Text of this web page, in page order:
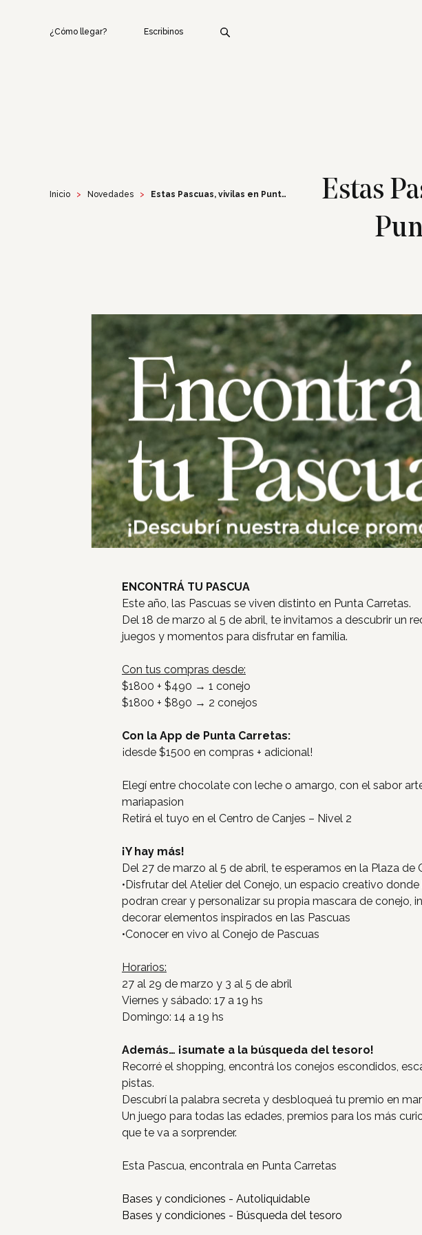
¿Cómo llegar? Escribinos
Inicio Novedades Estas Pascuas, vivilas en Punta Carretas
Estas
ENCONTRÁ TU PASCUA
Este año, las Pascuas se viven distinto en Punta Carretas.
Del 18 de marzo al 5 de abril, te invitamos a descubrir un
juegos y momentos para disfrutar en familia.
Con tus compras desde:
$1800 + $490 → 1 conejo
$1800 + $890 → 2 conejos
Con la App de Punta Carretas:
¡desde $1500 en compras + adicional!
Elegí entre chocolate con leche o amargo, con el sabor
mariapasion
Retirá el tuyo en el Centro de Canjes – Nivel 2
¡Y hay más!
Del 27 de marzo al 5 de abril, te esperamos en la Plaza de
•Disfrutar del Atelier del Conejo, un espacio creativo
podran crear y personalizar su propia mascara de conejo,
decorar elementos inspirados en las Pascuas
•Conocer en vivo al Conejo de Pascuas
Horarios:
27 al 29 de marzo y 3 al 5 de abril
Viernes y sábado: 17 a 19 hs
Domingo: 14 a 19 hs
Además… ¡sumate a la búsqueda del tesoro!
Recorré el shopping, encontrá los conejos escondidos,
pistas.
Descubrí la palabra secreta y desbloqueá tu premio en
Un juego para todas las edades, premios para los más
que te va a sorprender.
Esta Pascua, encontrala en Punta Carretas
Bases y condiciones - Autoliquidable
Bases y condiciones - Búsqueda del tesoro